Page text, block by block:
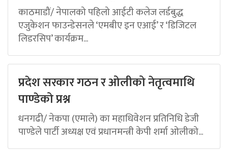
काठमाडौं/ नेपालको पहिलो आईटी कलेज लर्डबुद्ध
एजुकेशन फाउन्डेसनले ‘एमबीए इन एआई’ र ‘डिजिटल
लिडरसिप’ कार्यक्रम...
प्रदेश सरकार गठन र ओलीको नेतृत्वमाथि
पाण्डेको प्रश्न
धनगढी/ नेकपा (एमाले) का महाधिवेशन प्रतिनिधि डेजी
पाण्डेले पार्टी अध्यक्ष एवं प्रधानमन्त्री केपी शर्मा ओलीको...